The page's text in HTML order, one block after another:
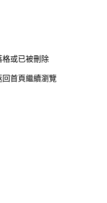
格或已被刪除
首頁繼續瀏覽